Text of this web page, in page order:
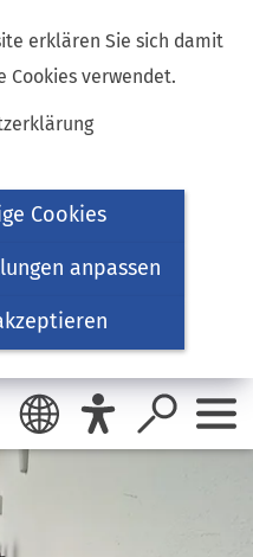
erklären Sie sich damit
Cookies verwendet.
Cookies
anpassen